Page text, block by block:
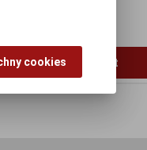
Koupit
cookies